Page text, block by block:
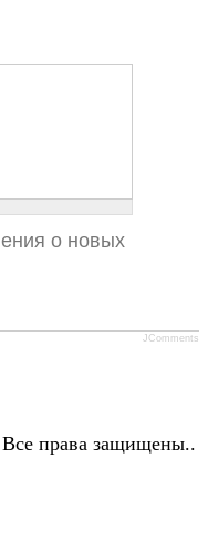
о новых
JComments
права защищены..